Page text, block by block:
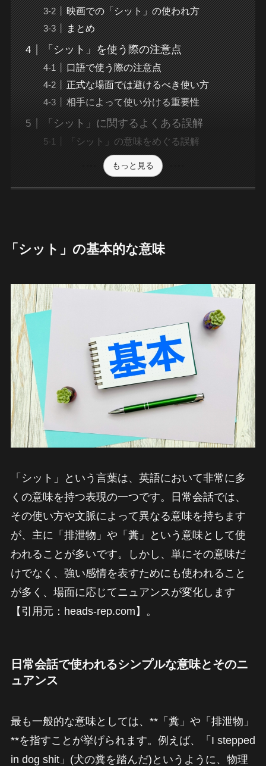
映画での「シット」の使われ方
まとめ
「シット」を使う際の注意点
口語で使う際の注意点
正式な場面では避けるべき使い方
相手によって使い分ける重要性
「シット」に関するよくある誤解
「シット」の意味をめぐる誤解
もっと見る
「シット」の基本的な意味
「シット」という言葉は、英語において非常に多
くの意味を持つ表現の一つです。日常会話では、
その使い方や文脈によって異なる意味を持ちます
が、主に「排泄物」や「糞」という意味として使
われることが多いです。しかし、単にその意味だ
けでなく、強い感情を表すためにも使われること
が多く、場面に応じてニュアンスが変化します
【引用元：heads-rep.com】。
日常会話で使われるシンプルな意味とそのニ
ュアンス
最も一般的な意味としては、**「糞」や「排泄物」
**を指すことが挙げられます。例えば、「I stepped
in dog shit」(犬の糞を踏んだ)というように、物理